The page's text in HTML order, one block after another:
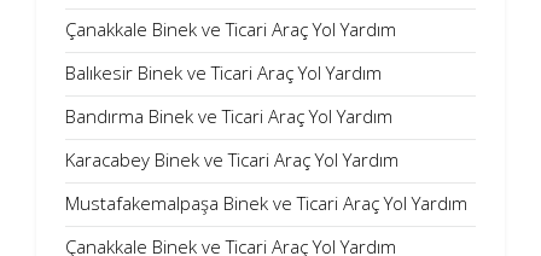
Çanakkale Binek ve Ticari Araç Yol Yardım
Balıkesir Binek ve Ticari Araç Yol Yardım
Bandırma Binek ve Ticari Araç Yol Yardım
Karacabey Binek ve Ticari Araç Yol Yardım
Mustafakemalpaşa Binek ve Ticari Araç Yol Yardım
Çanakkale Binek ve Ticari Araç Yol Yardım